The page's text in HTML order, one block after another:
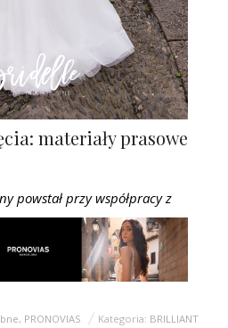
materiały prasowe
powstał przy współpracy z
, PRONOVIAS Kategoria: BRILLIANT